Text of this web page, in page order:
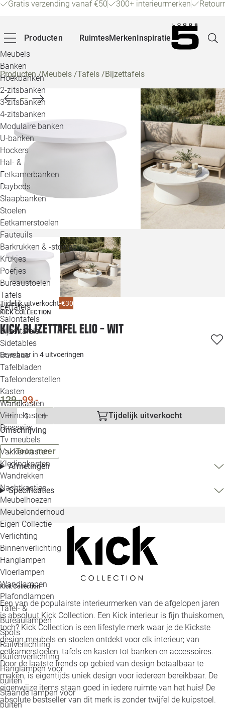
Gratis verzending vanaf €50 300+ interieurmerken
Producten
Meubels
Banken
Hoekbanken
2-zitsbanken
3-zitsbanken
4-zitsbanken
Modulaire banken
U-banken
Hockers
Hal- &
Eetkamerbanken
Daybeds
Slaapbanken
Stoelen
Eetkamerstoelen
Fauteuils
Barkrukken & -stoelen
Krukjes
Poefjes
Bureaustoelen
Tafels
Eettafels
Salontafels
Bijzettafels
Sidetables
Bureaus
Tafelbladen
Tafelonderstellen
Kasten
Wandkasten
Vitrinekasten
Dressoirs
Tv meubels
Vakkenkasten
Kledingkasten
Wandrekken
Nachtkastjes
Meubelhoezen
Meubelonderhoud
Eigen Collectie
Verlichting
Binnenverlichting
Hanglampen
Vloerlampen
Wandlampen
Plafondlampen
Tafel- &
Bureaulampen
Spots
Railverlichting
Buitenverlichting
Hanglampen voor
buiten
Staande lampen voor
buiten
RuimtesMerkenInspiratie
Producten/Meubels /Tafels /Bijzettafels
Tijdelijk uitverkocht-€30
KICK COLLECTION
Kick bijzettafel Elio - wit
Leverbaar in 4 uitvoeringen
129,-99,-
Tijdelijk uitverkocht
Omschrijving
Toon meer
Afmetingen
Specificaties
Kick Collection
Een van de populairste interieurmerken van de afgelopen jaren
is absoluut Kick Collection. Een Kick interieur is fijn thuiskomen,
toch? Kick Collection is een lifestyle merk waar je de Kickste
design meubels en stoelen ontdekt voor elk interieur; van
eetkamerstoelen, tafels en kasten tot banken en accessoires.
Door de laatste trends op gebied van design betaalbaar te
maken, is eigentijds uniek design voor iedereen bereikbaar. De
eigenwijze items staan goed in iedere ruimte van het huis! De
absolute bestseller van dit merk is zonder twijfel de kuipstoel.